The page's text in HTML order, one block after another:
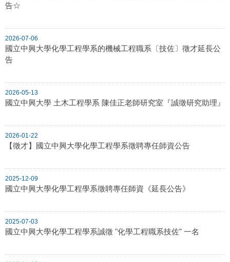
告☆
2026-07-06
國立中興大學化學工程學系的機械工程職系〔技佐〕徵才延長公
告
2026-05-13
國立中興大學 土木工程學系 陳佳正老師研究室『誠徵研究助理』
2026-01-22
【徵才】國立中興大學化學工程學系徵聘專任師資公告
2025-12-09
國立中興大學化學工程學系徵聘專任師資《延長公告》
2025-07-03
國立中興大學化學工程學系誠徵 "化學工程職系技佐" 一名